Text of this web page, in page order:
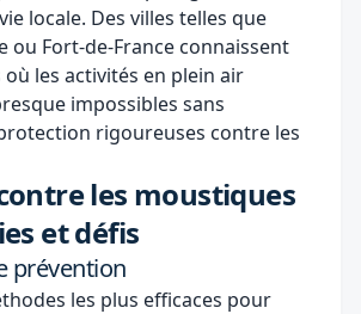
locale. Des villes telles que
ou Fort-de-France connaissent
les activités en plein air
impossibles sans
rigoureuses contre les
les moustiques
et défis
prévention
les plus efficaces pour